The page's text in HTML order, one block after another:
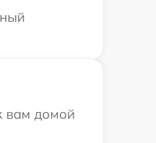
вам домой